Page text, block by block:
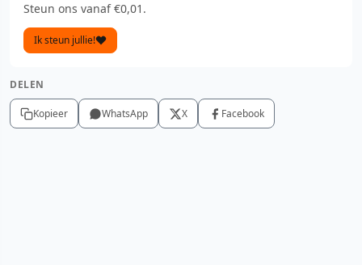
Steun ons vanaf €0,01.
Ik steun jullie!
DELEN
Kopieer WhatsApp X Facebook